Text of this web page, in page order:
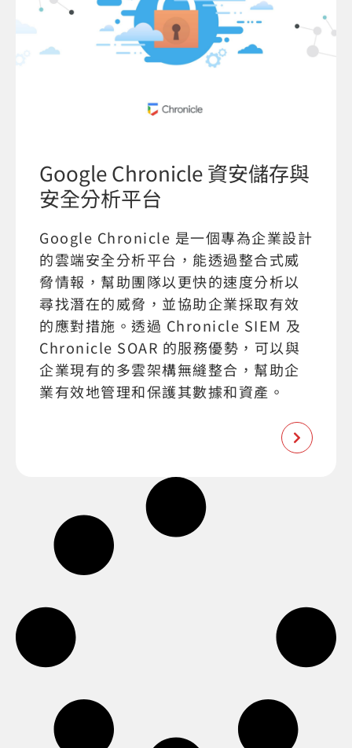
Google Chronicle 資安儲存與
安全分析平台
Google Chronicle 是一個專為企業設計
的雲端安全分析平台，能透過整合式威
脅情報，幫助團隊以更快的速度分析以
尋找潛在的威脅，並協助企業採取有效
的應對措施。透過 Chronicle SIEM 及
Chronicle SOAR 的服務優勢，可以與
企業現有的多雲架構無縫整合，幫助企
業有效地管理和保護其數據和資產。